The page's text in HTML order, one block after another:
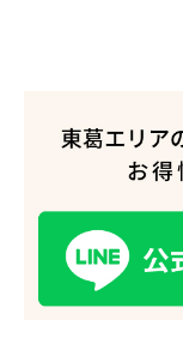
#ラーメン#ショッピン
#教え